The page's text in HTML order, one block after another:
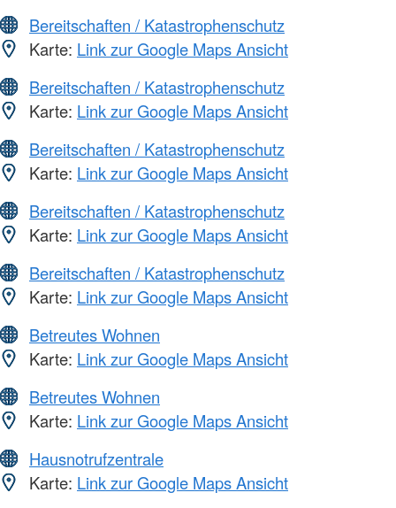
Bereitschaften / Katastrophenschutz
Karte: Link zur Google Maps Ansicht
Bereitschaften / Katastrophenschutz
Karte: Link zur Google Maps Ansicht
Bereitschaften / Katastrophenschutz
Karte: Link zur Google Maps Ansicht
Bereitschaften / Katastrophenschutz
Karte: Link zur Google Maps Ansicht
Bereitschaften / Katastrophenschutz
Karte: Link zur Google Maps Ansicht
Betreutes Wohnen
Karte: Link zur Google Maps Ansicht
Betreutes Wohnen
Karte: Link zur Google Maps Ansicht
Hausnotrufzentrale
Karte: Link zur Google Maps Ansicht